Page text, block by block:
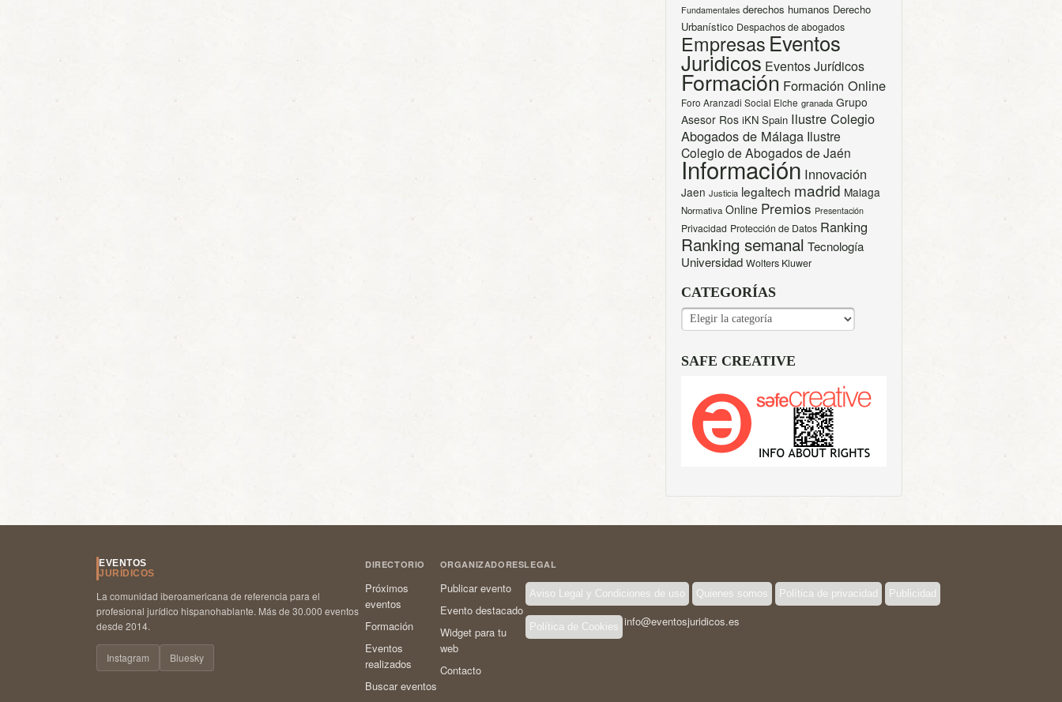
Fundamentales derechos humanos Derecho
Urbanístico Despachos de abogados
Empresas Eventos
Juridicos Eventos Jurídicos
Formación Formación Online
Foro Aranzadi Social Elche granada Grupo
Asesor Ros iKN Spain Ilustre Colegio
Abogados de Málaga Ilustre
Colegio de Abogados de Jaén
Información Innovación
Jaen Justicia legaltech madrid Malaga
Normativa Online Premios Presentación
Privacidad Protección de Datos Ranking
Ranking semanal Tecnología
Universidad Wolters Kluwer
CATEGORÍAS
CATEGORÍAS
SAFE CREATIVE
EVENTOS
JURÍDICOS
La comunidad iberoamericana de referencia para el
profesional jurídico hispanohablante. Más de 30.000 eventos
desde 2014.
Instagram Bluesky
DIRECTORIO
Próximos
eventos
Formación
Eventos
realizados
Buscar eventos
ORGANIZADORES
Publicar evento
Evento destacado
Widget para tu
web
Contacto
LEGAL
Aviso Legal y Condiciones de uso Quienes somos Política de privacidad Publicidad
Política de Cookies info@eventosjuridicos.es